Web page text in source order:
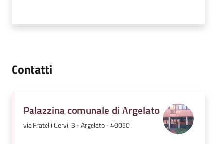
Contatti
Palazzina comunale di Argelato
via Fratelli Cervi, 3 - Argelato - 40050